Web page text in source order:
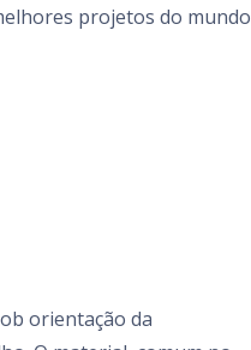
projetos do mundo
orientação da